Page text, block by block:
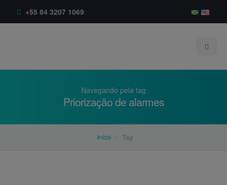
+55 84 3207 1069
Navegando pela tag
Priorização de alarmes
Início Tag